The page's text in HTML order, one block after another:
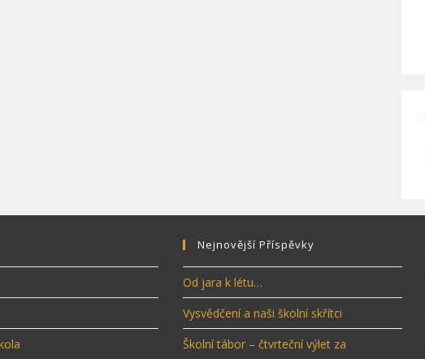
Nejnovější Příspěvky
Od jara k létu…
Vysvědčení a naši školní skřítci
Školní tábor – čtvrteční výlet za